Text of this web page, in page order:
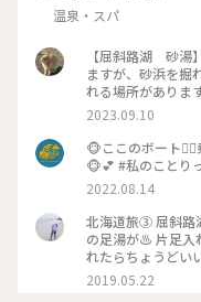
温泉・スパ
【屈斜路湖 砂湯】 屈斜路湖畔には、整備せれた足湯もあり
ますが、砂浜を掘
れる場所があります。 砂浜を掘れば誰でも簡単に、自
足湯を作ることができます♨✨ 掘るも
たので、どなたか
当に温かい♨」熱いくらいでし
撃情報のあった未
クッシー #砂湯 #
2023.09.10
🐵ここのボート
2022.08.14
北海道旅③ 屈斜路
の足湯が♨️ 片足入
れたらちょうどい
温泉の温度は場所
なので 温泉の香
2019.05.22